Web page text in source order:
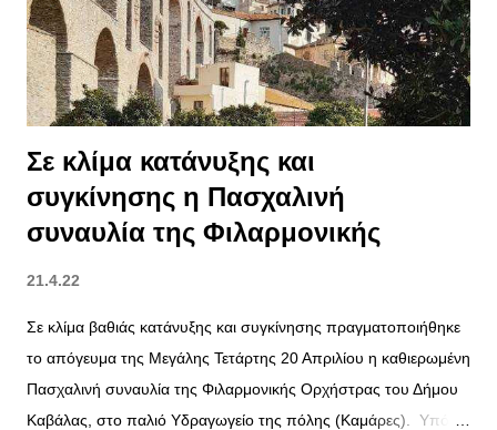
Σε κλίμα κατάνυξης και
συγκίνησης η Πασχαλινή
συναυλία της Φιλαρμονικής
21.4.22
Σε κλίμα βαθιάς κατάνυξης και συγκίνησης πραγματοποιήθηκε
το απόγευμα της Μεγάλης Τετάρτης 20 Απριλίου η καθιερωμένη
Πασχαλινή συναυλία της Φιλαρμονικής Ορχήστρας του Δήμου
Καβάλας, στο παλιό Υδραγωγείο της πόλης (Καμάρες). Υπό τη